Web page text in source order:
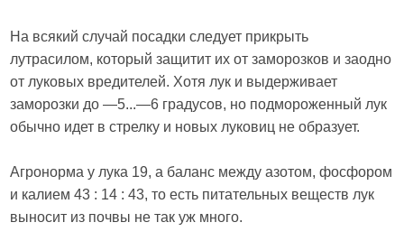
На всякий случай посадки следует прикрыть
лутрасилом, который защитит их от заморозков и заодно
от луковых вредителей. Хотя лук и выдерживает
заморозки до —5...—6 градусов, но подмороженный лук
обычно идет в стрелку и новых луковиц не образует.
Агронорма у лука 19, а баланс между азотом, фосфором
и калием 43 : 14 : 43, то есть питательных веществ лук
выносит из почвы не так уж много.